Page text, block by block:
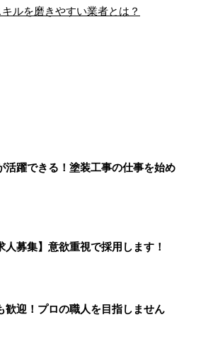
ルを磨きやすい業者とは？
活躍できる！塗装工事の仕事を始め
人募集】意欲重視で採用します！
歓迎！プロの職人を目指しません